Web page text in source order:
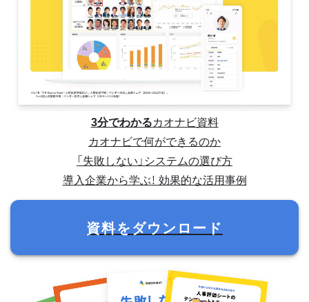
3分でわかるカオナビ資料
カオナビで何ができるのか
「失敗しない」システムの選び方
導入企業から学ぶ！ 効果的な活用事例
資料をダウンロード